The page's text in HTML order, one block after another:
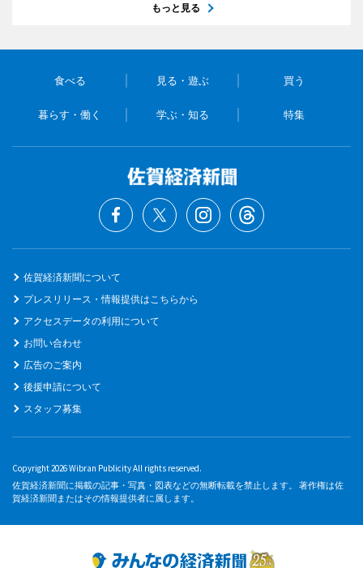
もっと見る
食べる 見る・遊ぶ 買う
暮らす・働く 学ぶ・知る 特集
佐賀経済新聞について
プレスリリース・情報提供はこちらから
アクセスデータの利用について
お問い合わせ
広告のご案内
後援申請について
スタッフ募集
Copyright 2026 Wibran Publicity All rights reserved.
佐賀経済新聞に掲載の記事・写真・図表などの無断転載を禁止します。 著作権は佐
賀経済新聞またはその情報提供者に属します。